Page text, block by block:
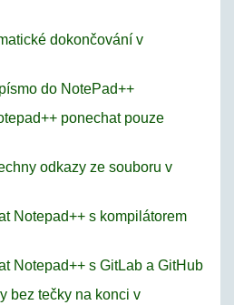
dokončování v
do NotePad++
ponechat pouze
odkazy ze souboru v
Notepad++ s kompilátorem
Notepad++ s GitLab a GitHub
bez tečky na konci v